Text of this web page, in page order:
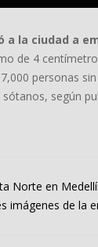
la ciudad a
de 4
personas
según
Norte en
imágenes de la